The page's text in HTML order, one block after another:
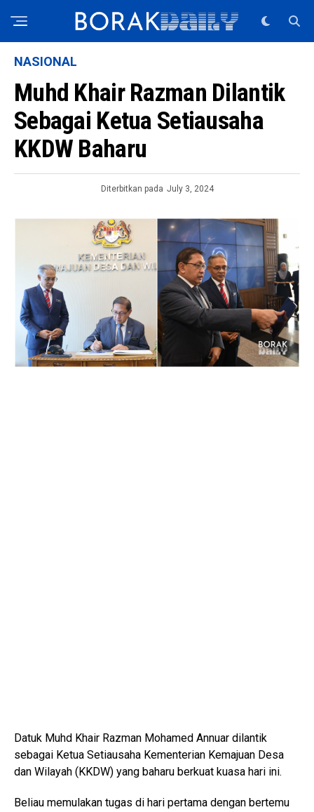
NASIONAL
Muhd Khair Razman Dilantik
Sebagai Ketua Setiausaha
KKDW Baharu
Diterbitkan pada July 3, 2024
Datuk Muhd Khair Razman Mohamed Annuar dilantik
sebagai Ketua Setiausaha Kementerian Kemajuan Desa
dan Wilayah (KKDW) yang baharu berkuat kuasa hari ini.
Beliau memulakan tugas di hari pertama dengan bertemu